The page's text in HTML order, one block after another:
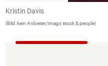
Kristin Davis
(Bild: kein Anbieter/imago stock & people)